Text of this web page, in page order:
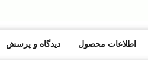
اطلاعات محصول دیدگاه و پرسش